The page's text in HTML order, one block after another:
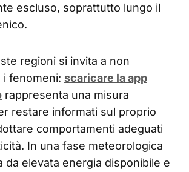
escluso, soprattutto lungo il
regioni si invita a non
fenomeni: scaricare la app
rappresenta una misura
restare informati sul proprio
comportamenti adeguati
In una fase meteorologica
da elevata energia disponibile e